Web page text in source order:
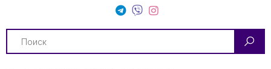
Search